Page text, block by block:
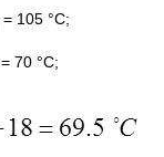
= 105 °С;
= 70 °С;